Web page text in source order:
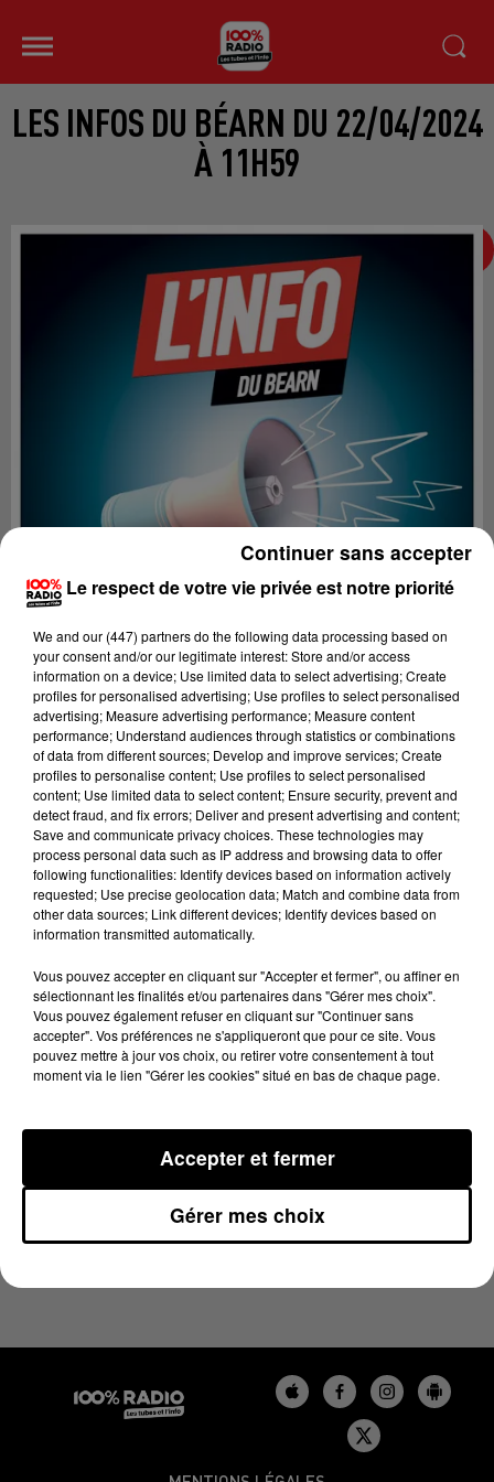
LES INFOS DU BÉARN DU 22/04/2024
À 11H59
Lecture (2 min 23 sec)
100%
22 avril 2024 - 2 min 23 sec
LES INFOS DU BÉARN DU 22/04/2024 À 11H59
Le respect de votre vie privée est notre priorité
We and our (447) partnersdo the following data processing based on
your consent and/or our legitimate interest: Store and/or access
information on a device; Use limited data to select advertising; Create
profiles for personalised advertising; Use profiles to select personalised
advertising; Measure advertising performance; Measure content
performance; Understand audiences through statistics or combinations
of data from different sources; Develop and improve services; Create
profiles to personalise content; Use profiles to select personalised
content; Use limited data to select content; Ensure security, prevent and
detect fraud, and fix errors; Deliver and present advertising and content;
Save and communicate privacy choices. These technologies may
process personal data such as IP address and browsing data to offer
following functionalities: Identify devices based on information actively
requested; Use precise geolocation data; Match and combine data from
other data sources; Link different devices; Identify devices based on
information transmitted automatically.
Vous pouvez accepter en cliquant sur "Accepter et fermer", ou affiner en
sélectionnant les finalités et/ou partenaires dans "Gérer mes choix".
Vous pouvez également refuser en cliquant sur "Continuer sans
accepter". Vos préférences ne s'appliqueront que pour ce site. Vous
pouvez mettre à jour vos choix, ou retirer votre consentement à tout
moment via le lien "Gérer les cookies" situé en bas de chaque page.
Gérer mes choix
Accepter et fermer
Continuer sans accepter